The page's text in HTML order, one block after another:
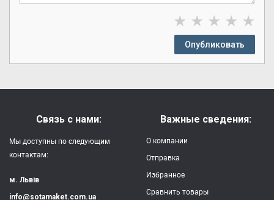
★ ★ ★ ★ ★
Опубликовать
Связь с нами:
Мы доступны по следующим
контактам:
м. Львів
info@sotamaket.com.ua
Важные сведения:
О компании
Отправка
Избранное
Сравнить товары